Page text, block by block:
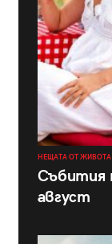
НЕЩАТА ОТ ЖИВОТА
Събития
август